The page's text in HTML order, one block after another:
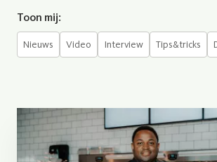
Toon mij:
Nieuws Video Interview Tips&tricks